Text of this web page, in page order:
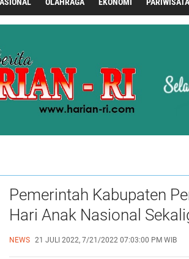
Pemerintah Kabupaten
Hari Anak Nasional Sekaligus
Program 'Isi Piringku'
NEWS 21 JULI 2022, 7/21/2022 07:03:00 PM WIB